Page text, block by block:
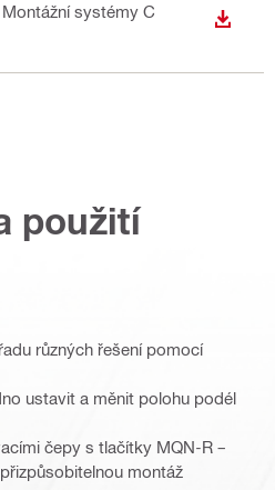
systémy C
použití
různých řešení pomocí
ustavit a měnit polohu podél
čepy s tlačítky MQN-R –
montáž